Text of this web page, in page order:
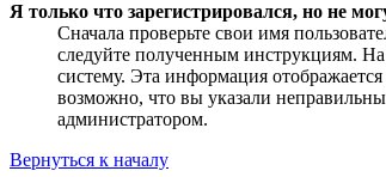
Я только что зарегистрировался, но не
Сначала проверьте свои имя
следуйте полученным инструкциям.
систему. Эта информация
возможно, что вы указали
администратором.
Вернуться к началу